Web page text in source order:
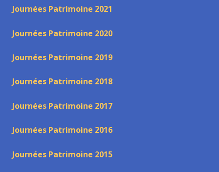
Journées Patrimoine 2021
Journées Patrimoine 2020
Journées Patrimoine 2019
Journées Patrimoine 2018
Journées Patrimoine 2017
Journées Patrimoine 2016
Journées Patrimoine 2015